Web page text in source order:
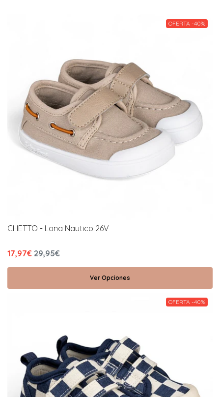
OFERTA -40%
CHETTO - Lona Nautico 26V
17,97€ 29,95€
Ver Opciones
OFERTA -40%